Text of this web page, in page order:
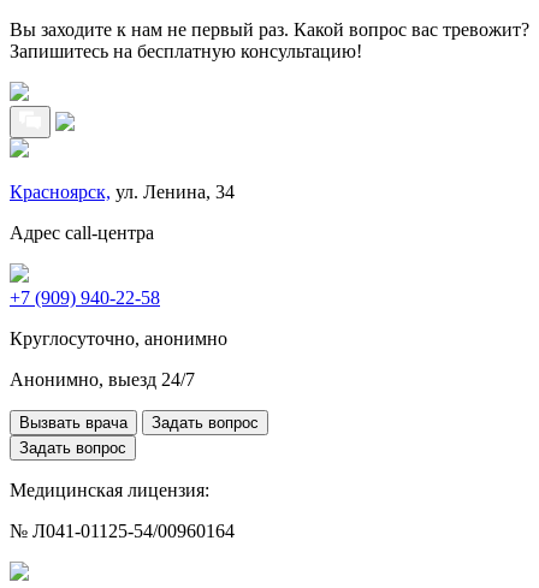
Вы заходите к нам не первый раз. Какой вопрос вас тревожит?
Запишитесь на бесплатную консультацию!
Красноярск, ул. Ленина, 34
Адрес call-центра
+7 (909) 940-22-58
Круглосуточно, анонимно
Анонимно, выезд 24/7
Вызвать врача
Задать вопрос
Задать вопрос
Медицинская лицензия:
№ Л041-01125-54/00960164